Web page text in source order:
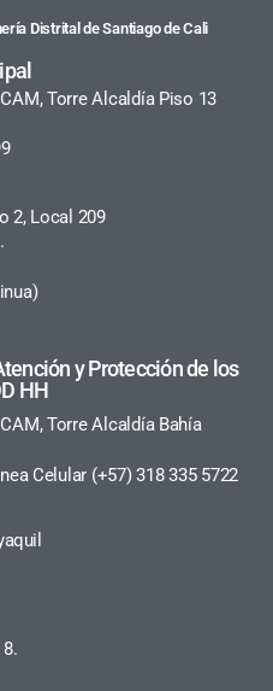
Distrital de Santiago de Cali
Torre Alcaldía Piso 13
2, Local 209
y Protección de los
HH
Torre Alcaldía Bahía
Celular (+57) 318 335 5722